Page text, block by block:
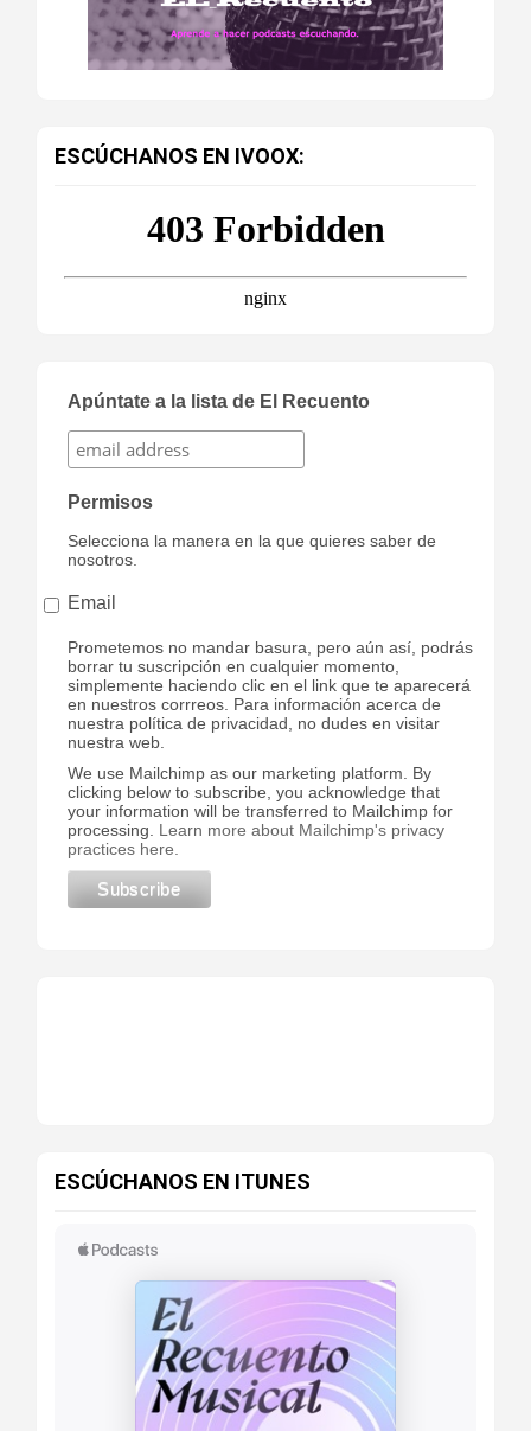
ESCÚCHANOS EN IVOOX:
Apúntate a la lista de El Recuento
Permisos
Selecciona la manera en la que quieres saber de
nosotros.
Email
Prometemos no mandar basura, pero aún así, podrás
borrar tu suscripción en cualquier momento,
simplemente haciendo clic en el link que te aparecerá
en nuestros corrreos. Para información acerca de
nuestra política de privacidad, no dudes en visitar
nuestra web.
We use Mailchimp as our marketing platform. By
clicking below to subscribe, you acknowledge that
your information will be transferred to Mailchimp for
processing. Learn more about Mailchimp's privacy
practices here.
ESCÚCHANOS EN ITUNES